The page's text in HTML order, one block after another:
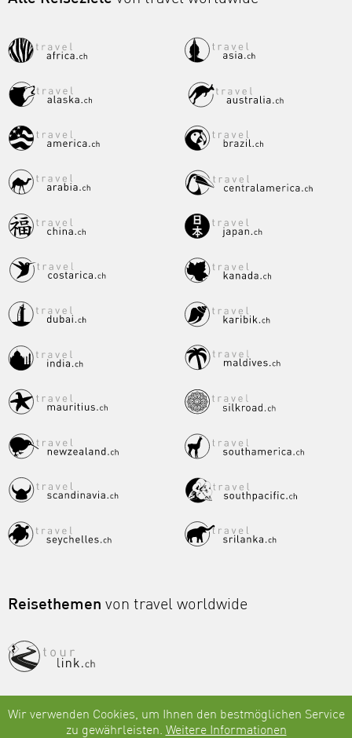
Reisethemen von travel worldwide
Wir verwenden Cookies, um Ihnen den bestmöglichen Service
zu gewährleisten. Weitere Informationen